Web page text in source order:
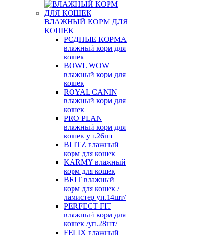
ВЛАЖНЫЙ КОРМ ДЛЯ
КОШЕК
РОДНЫЕ КОРМА
влажный корм для
кошек
BOWL WOW
влажный корм для
кошек
ROYAL CANIN
влажный корм для
кошек
PRO PLAN
влажный корм для
кошек уп.26шт
BLITZ влажный
корм для кошек
KARMY влажный
корм для кошек
BRIT влажный
корм для кошек /
ламистер уп.14шт/
PERFECT FIT
влажный корм для
кошек /уп.28шт/
FELIX влажный